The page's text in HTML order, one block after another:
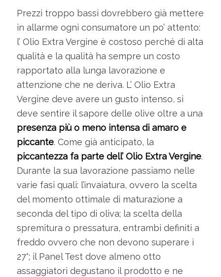
Prezzi troppo bassi dovrebbero già mettere
in allarme ogni consumatore un po’ attento:
l’ Olio Extra Vergine è costoso perché di alta
qualità e la qualità ha sempre un costo
rapportato alla lunga lavorazione e
attenzione che ne deriva. L’ Olio Extra
Vergine deve avere un gusto intenso, si
deve sentire il sapore delle olive oltre a una
presenza più o meno intensa di amaro e
piccante. Come già anticipato, la
piccantezza fa parte dell’ Olio Extra Vergine.
Durante la sua lavorazione passiamo nelle
varie fasi quali: l’invaiatura, ovvero la scelta
del momento ottimale di maturazione a
seconda del tipo di oliva; la scelta della
spremitura o pressatura, entrambi definiti a
freddo ovvero che non devono superare i
27°; il Panel Test dove almeno otto
assaggiatori degustano il prodotto e ne